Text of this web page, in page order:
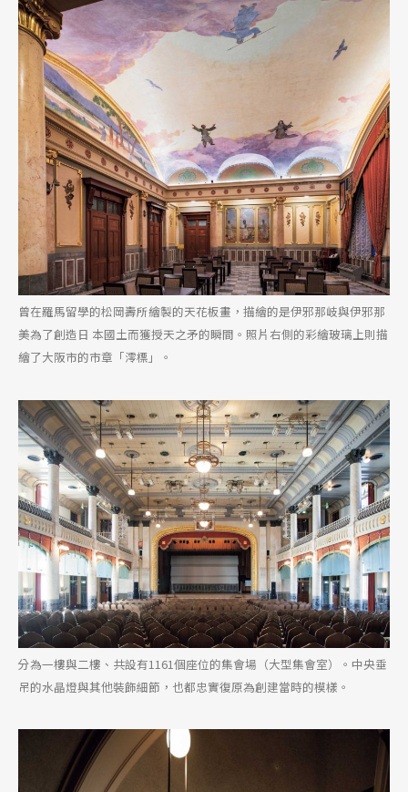
曾在羅馬留學的松岡壽所繪製的天花板畫，描繪的是伊邪那岐與伊邪那
美為了創造日 本國土而獲授天之矛的瞬間。照片右側的彩繪玻璃上則描
繪了大阪市的市章「澪標」。
分為一樓與二樓、共設有1161個座位的集會場（大型集會室）。中央垂
吊的水晶燈與其他裝飾細節，也都忠實復原為創建當時的模樣。